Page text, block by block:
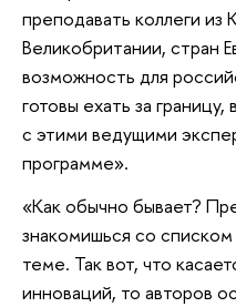
преподавать коллеги
Великобритании, стран
возможность для
готовы ехать за
с этими ведущими
программе».
«Как обычно бывает?
знакомишься со списком
теме. Так вот, что
инноваций, то авторов